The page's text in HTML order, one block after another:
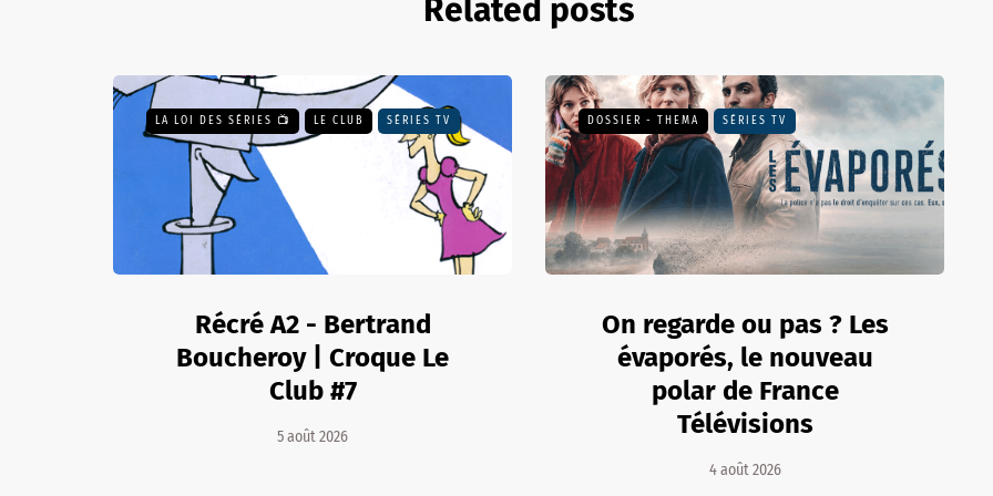
Related posts
LA LOI DES SÉRIES 📺 LE CLUB SÉRIES TV
Récré A2 - Bertrand
Boucheroy | Croque Le
Club #7
5 août 2026
DOSSIER - THEMA SÉRIES TV
On regarde ou pas ? Les
évaporés, le nouveau
polar de France
Télévisions
4 août 2026